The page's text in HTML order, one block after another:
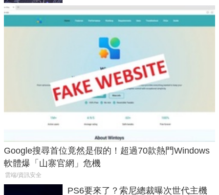
Google搜尋首位竟然是假的！超過70款熱門Windows
軟體爆「山寨官網」危機
雲端/資訊安全
PS6要來了？索尼總裁曝次世代主機